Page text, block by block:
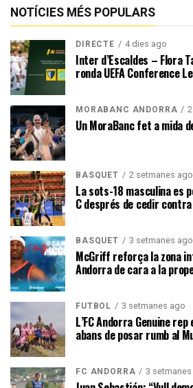
NOTÍCIES MÉS POPULARS
DIRECTE 4 dies ago
Inter d’Escaldes – Flora
ronda UEFA Conference
MORABANC ANDORRA
Un MoraBanc fet a mida
BÀSQUET 2 setmanes ago
La sots-18 masculina es
C després de cedir
BÀSQUET 3 setmanes ago
McGriff reforça la zona
Andorra de cara a la
FUTBOL 3 setmanes ago
L’FC Andorra Genuine
abans de posar rumb al
FC ANDORRA 3